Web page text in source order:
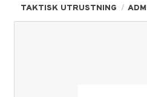
TAKTISK UTRUSTNING